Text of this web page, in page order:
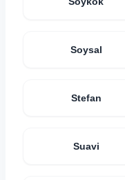
Soysal
Stefan
Suavi